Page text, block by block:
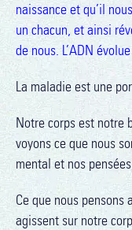
naissance et qu’il
un chacun, et ainsi
de nous. L’ADN
La maladie est une
Notre corps est notre
voyons ce que nous
mental et nos
Ce que nous
agissent sur notre